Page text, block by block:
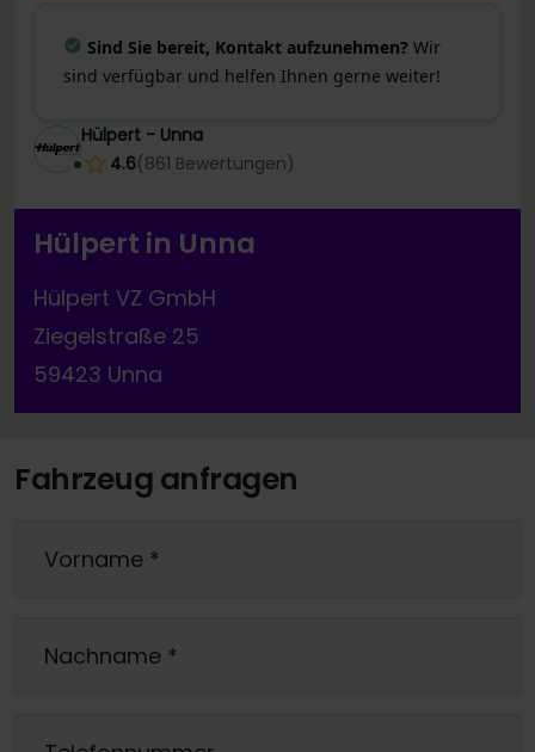
Sind Sie bereit, Kontakt aufzunehmen? Wir
sind verfügbar und helfen Ihnen gerne weiter!
Hülpert - Unna
4.6(861 Bewertungen)
Hülpert in Unna
Hülpert VZ GmbH
Ziegelstraße 25
59423 Unna
Fahrzeug anfragen
Vorname *
Nachname *